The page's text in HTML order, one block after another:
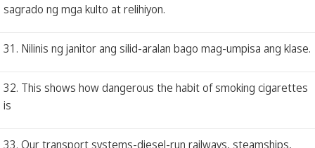
sagrado ng mga kulto at relihiyon.
31. Nilinis ng janitor ang silid-aralan bago mag-umpisa ang klase.
32. This shows how dangerous the habit of smoking cigarettes
is
33. Our transport systems-diesel-run railways, steamships,